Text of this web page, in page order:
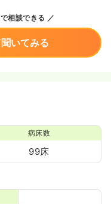
相談できる
いてみる
病床数
99床